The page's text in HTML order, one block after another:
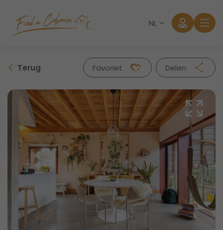
NL
Aanmelden
Wachtwoord vergeten?
Terug Favoriet
Delen
Facebook
Twitter
Whatsapp
Mail